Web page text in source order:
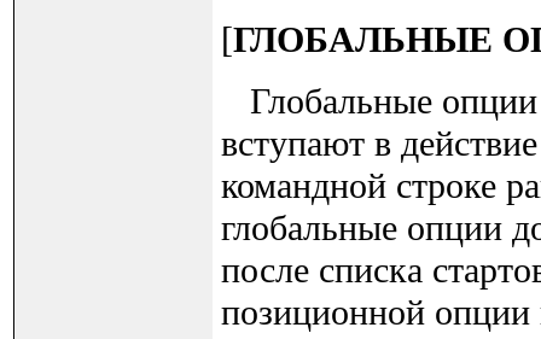
[ГЛОБАЛЬНЫЕ
Глобальные опции
вступают в
командной строке
глобальные опции
после списка
позиционной